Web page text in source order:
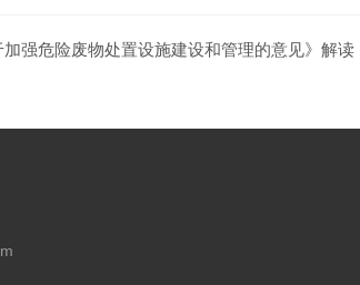
加强危险废物处置设施建设和管理的意见》解读